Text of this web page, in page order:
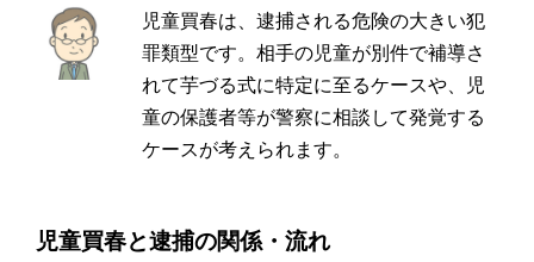
児童買春は、逮捕される危険の大きい犯
罪類型です。相手の児童が別件で補導さ
れて芋づる式に特定に至るケースや、児
童の保護者等が警察に相談して発覚する
ケースが考えられます。
児童買春と逮捕の関係・流れ